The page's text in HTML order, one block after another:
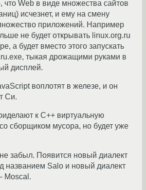
Web в виде множества сайтов
исчезнет, и ему на смену
приложений. Например
не будет открывать linux.org.ru
а будет вместо этого запускать
тыкая дрожащими руками в
дисплей.
воплотят в железе, и он
Си.
к C++ виртуальную
сборщиком мусора, но будет уже
забыл. Появится новый диалект
названием Salo и новый диалект
Moscal.